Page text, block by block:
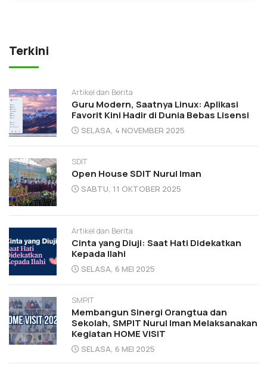
Terkini
Artikel dan Berita
Guru Modern, Saatnya Linux: Aplikasi
Favorit Kini Hadir di Dunia Bebas Lisensi
SELASA, 4 NOVEMBER 2025
SDIT
Open House SDIT Nurul Iman
SABTU, 11 OKTOBER 2025
Artikel dan Berita
Cinta yang Diuji: Saat Hati Didekatkan
Kepada Ilahi
SELASA, 6 MEI 2025
SMPIT
Membangun Sinergi Orangtua dan
Sekolah, SMPIT Nurul Iman Melaksanakan
Kegiatan HOME VISIT
SELASA, 6 MEI 2025